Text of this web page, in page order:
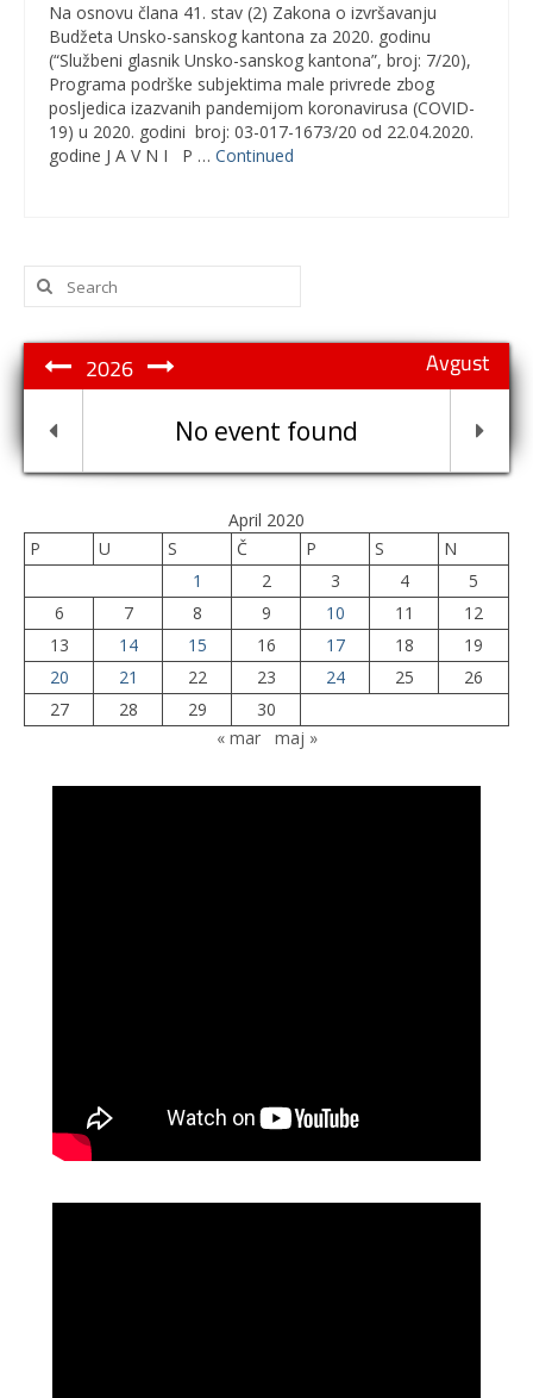
Na osnovu člana 41. stav (2) Zakona o izvršavanju
Budžeta Unsko-sanskog kantona za 2020. godinu
(“Službeni glasnik Unsko-sanskog kantona”, broj: 7/20),
Programa podrške subjektima male privrede zbog
posljedica izazvanih pandemijom koronavirusa (COVID-
19) u 2020. godini broj: 03-017-1673/20 od 22.04.2020.
godine J A V N I P … Continued
Search
for:
Avgust
2026
No event found
April 2020
P
U S Č P S
N
1
2 3 4
5
6
7 8 9 10 11
12
13
14 15 16 17 18
19
20
21 22 23 24 25
26
27
28 29
30
« mar
maj »